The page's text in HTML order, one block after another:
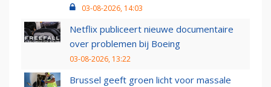
03-08-2026, 14:03
Netflix publiceert nieuwe documentaire
over problemen bij Boeing
03-08-2026, 13:22
Brussel geeft groen licht voor massale